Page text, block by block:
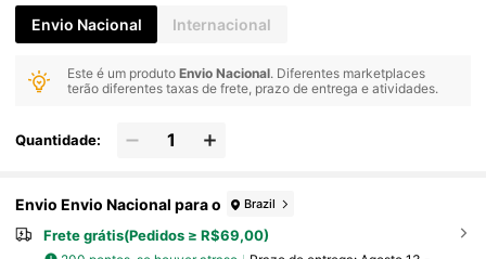
Envio Nacional Internacional
Este é um produtoEnvio Nacional. Diferentes marketplaces
terão diferentes taxas de frete, prazo de entrega e atividades.
Quantidade:
Envio Envio Nacional para o Brazil
Frete grátis(Pedidos ≥ R$69,00)